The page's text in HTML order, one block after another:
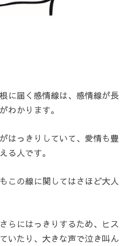
に届く感情線は、感情線が長
わかります。
はっきりしていて、愛情も豊
る人です。
この線に関してはさほど大人
らにはっきりするため、ヒス
いたり、大きな声で泣き叫ん